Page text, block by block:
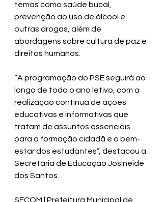
temas como saúde bucal,
prevenção ao uso de álcool e
outras drogas, além de
abordagens sobre cultura de paz e
direitos humanos.
“A programação do PSE seguirá ao
longo de todo o ano letivo, com a
realização contínua de ações
educativas e informativas que
tratam de assuntos essenciais
para a formação cidadã e o bem-
estar dos estudantes”, destacou a
Secretária de Educação Josineide
dos Santos.
SECOM | Prefeitura Municipal de